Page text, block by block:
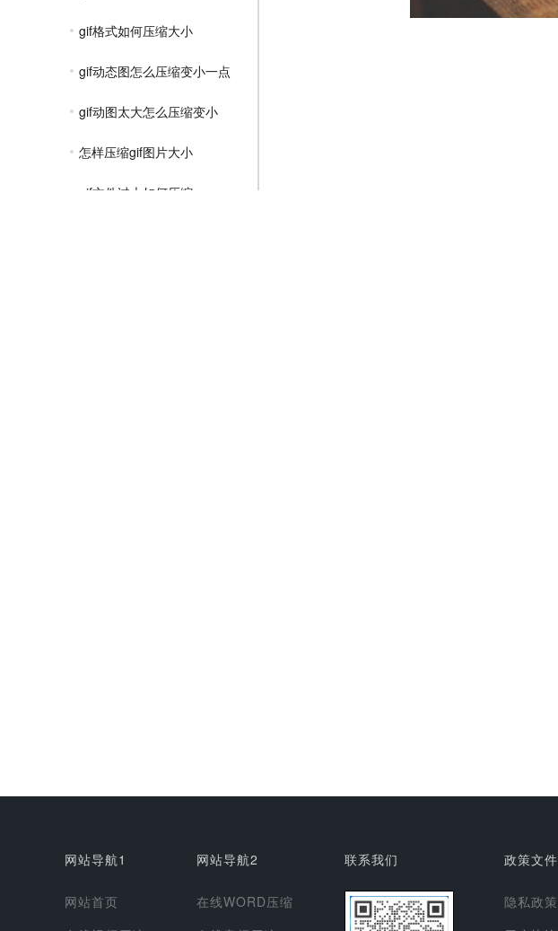
gif格式如何压缩大小
gif动态图怎么压缩变小一点
gif动图太大怎么压缩变小
怎样压缩gif图片大小
gif文件过大如何压缩
网站导航1
网站首页
网站导航2
在线WORD压缩
联系我们 政策文件
隐私政策